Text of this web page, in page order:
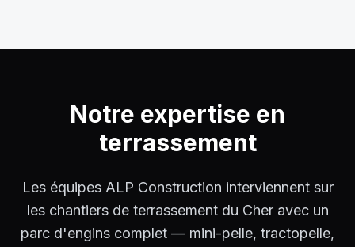
Notre expertise en
terrassement
Les équipes ALP Construction interviennent sur
les chantiers de terrassement du Cher avec un
parc d'engins complet — mini-pelle, tractopelle,